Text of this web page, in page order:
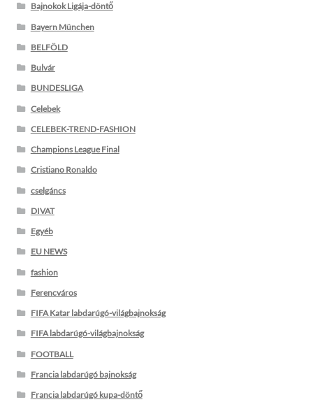
Bajnokok Ligája-döntő
Bayern München
BELFÖLD
Bulvár
BUNDESLIGA
Celebek
CELEBEK-TREND-FASHION
Champions League Final
Cristiano Ronaldo
cselgáncs
DIVAT
Egyéb
EU NEWS
fashion
Ferencváros
FIFA Katar labdarúgó-világbajnokság
FIFA labdarúgó-világbajnokság
FOOTBALL
Francia labdarúgó bajnokság
Francia labdarúgó kupa-döntő